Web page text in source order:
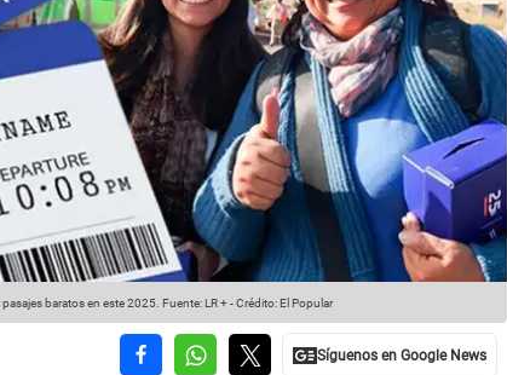
baratos en este 2025. Fuente: LR +-Crédito: El Popular